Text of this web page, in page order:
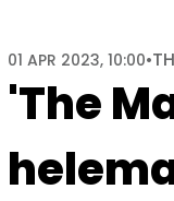
'The
01 APR 2023, 10:00•